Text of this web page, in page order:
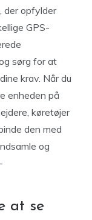
der opfylder
GPS-
sørg for at
krav. Når du
enheden på
køretøjer
den med
og
at se